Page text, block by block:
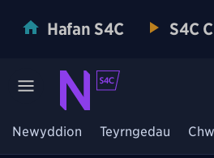
Hafan S4C S4C
Newyddion Teyrngedau